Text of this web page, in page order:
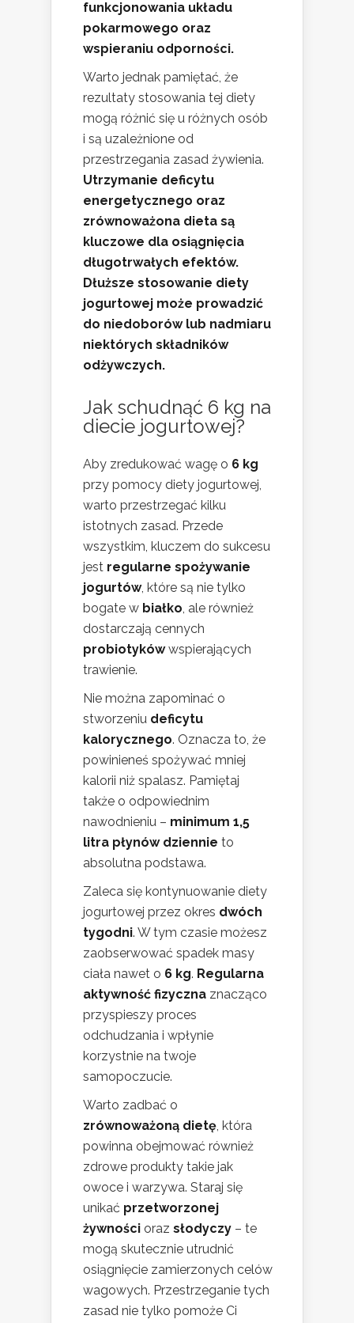
funkcjonowania układu
pokarmowego oraz
wspieraniu odporności.
Warto jednak pamiętać, że
rezultaty stosowania tej diety
mogą różnić się u różnych osób
i są uzależnione od
przestrzegania zasad żywienia.
Utrzymanie deficytu
energetycznego oraz
zrównoważona dieta są
kluczowe dla osiągnięcia
długotrwałych efektów.
Dłuższe stosowanie diety
jogurtowej może prowadzić
do niedoborów lub nadmiaru
niektórych składników
odżywczych.
Jak schudnąć 6 kg na
diecie jogurtowej?
Aby zredukować wagę o 6 kg
przy pomocy diety jogurtowej,
warto przestrzegać kilku
istotnych zasad. Przede
wszystkim, kluczem do sukcesu
jest regularne spożywanie
jogurtów, które są nie tylko
bogate w białko, ale również
dostarczają cennych
probiotykówwspierających
trawienie.
Nie można zapominać o
stworzeniu deficytu
kalorycznego. Oznacza to, że
powinieneś spożywać mniej
kalorii niż spalasz. Pamiętaj
także o odpowiednim
nawodnieniu – minimum 1,5
litra płynów dziennie to
absolutna podstawa.
Zaleca się kontynuowanie diety
jogurtowej przez okres dwóch
tygodni. W tym czasie możesz
zaobserwować spadek masy
ciała nawet o 6 kg. Regularna
aktywność fizyczna znacząco
przyspieszy proces
odchudzania i wpłynie
korzystnie na twoje
samopoczucie.
Warto zadbać o
zrównoważoną dietę, która
powinna obejmować również
zdrowe produkty takie jak
owoce i warzywa. Staraj się
unikać przetworzonej
żywności oraz słodyczy – te
mogą skutecznie utrudnić
osiągnięcie zamierzonych celów
wagowych. Przestrzeganie tych
zasad nie tylko pomoże Ci